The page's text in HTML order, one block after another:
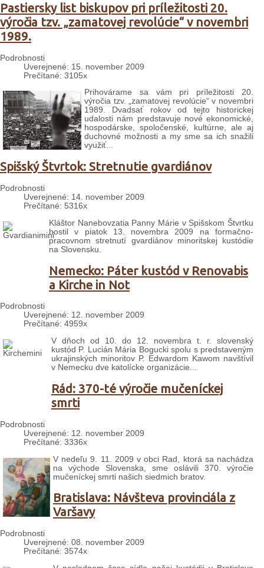
Pastiersky list biskupov pri príležitosti 20.
výročia tzv. „zamatovej revolúcie“ v novembri
1989.
Podrobnosti
Uverejnené: 15. november 2009
Prečítané: 3105x
Prihovárame sa vám pri príležitosti 20.
výročia tzv. „zamatovej revolúcie“ v novembri
1989. Dvadsať rokov od tejto historickej
udalosti nám predstavuje nové ekonomické,
hospodárske, spoločenské, kultúrne, ale aj
duchovné možnosti a my sme sa ich snažili
využiť...
Spišský Štvrtok: Stretnutie gvardiánov
Podrobnosti
Uverejnené: 14. november 2009
Prečítané: 5316x
Kláštor Nanebovzatia Panny Márie v Spišskom Štvrtku
hostil v piatok 13. novembra 2009 na formačno-
pracovnom stretnutí gvardiánov minoritskej kustódie
na Slovensku.
Nemecko: Páter kustód v Renovabis
a Kirche in Not
Podrobnosti
Uverejnené: 12. november 2009
Prečítané: 4959x
V dňoch od 10. do 12. novembra t. r. slovenský
kustód P. Lucián Mária Bogucki spolu s predstaveným
ukrajinských minoritov P. Edwardom Kawom navštívil
v Nemecku dve katolícke organizácie...
Rád: 370-té výročie mučeníckej
smrti
Podrobnosti
Uverejnené: 12. november 2009
Prečítané: 3336x
V nedeľu 9. 11. 2009 v obci Rad, ktorá sa nachádza
na východe Slovenska, sme oslávili 370. výročie
mučeníckej smrti našich siedmich bratov.
Bratislava: Návšteva provinciála z
Varšavy
Podrobnosti
Uverejnené: 08. november 2009
Prečítané: 3574x